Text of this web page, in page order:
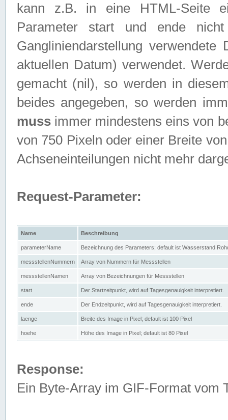
kann z.B. in eine HTML-Seite
Parameter start und ende
Gangliniendarstellung
aktuellen Datum) verwendet.
gemacht (nil), so werden in
beides angegeben, so werden
muss immer mindestens eins von
von 750 Pixeln oder einer Breite
Achseneinteilungen nicht mehr
Request-Parameter:
Name Beschreibung
parameterName Bezeichnung des Parameters; default ist Wasserstand
messstellenNummern Array von Nummern für Messstellen
messstellenNamen Array von Bezeichnungen für Messstellen
start Der Startzeitpunkt, wird auf Tagesgenauigkeit interpretiert.
ende Der Endzeitpunkt, wird auf Tagesgenauigkeit interpretiert.
laenge Breite des Image in Pixel; default ist 100 Pixel
hoehe Höhe des Image in Pixel; default ist 80 Pixel
Response:
Ein Byte-Array im GIF-Format vom